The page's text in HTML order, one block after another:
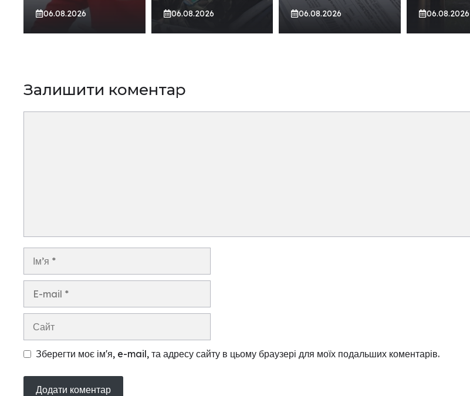
06.08.2026 06.08.2026 06.08.2026 06.08.2026
Залишити коментар
Зберегти моє ім'я, e-mail, та адресу сайту в цьому браузері для моїх подальших коментарів.